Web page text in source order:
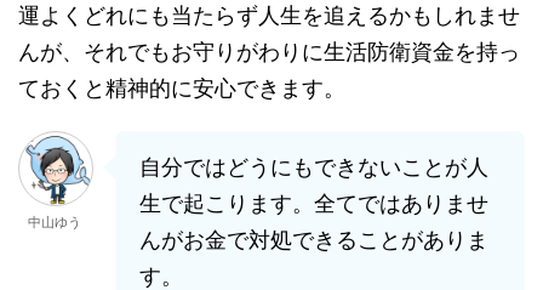
運よくどれにも当たらず人生を追えるかもしれませ
んが、それでもお守りがわりに生活防衛資金を持っ
ておくと精神的に安心できます。
中山ゆう
自分ではどうにもできないことが人
生で起こります。全てではありませ
んがお金で対処できることがありま
す。